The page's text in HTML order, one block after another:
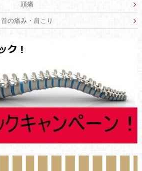
頭痛
首の痛み・肩こり